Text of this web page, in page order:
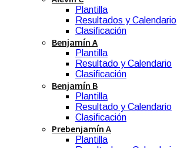
Plantilla
Resultados y Calendario
Clasificación
Benjamín A
Plantilla
Resultado y Calendario
Clasificación
Benjamín B
Plantilla
Resultado y Calendario
Clasificación
Prebenjamín A
Plantilla